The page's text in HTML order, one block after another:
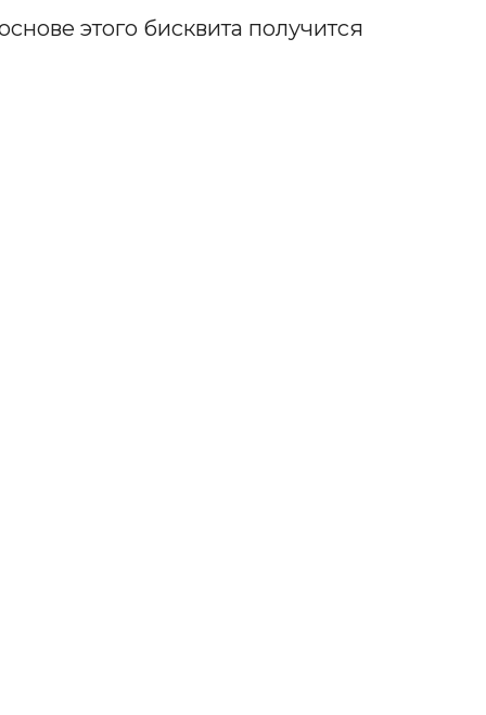
этого бисквита получится